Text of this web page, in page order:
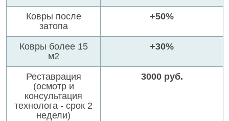
Ковры после
затопа
+50%
Ковры более 15
м2
+30%
Реставрация
(осмотр и
консультация
технолога - срок 2
недели)
3000 руб.